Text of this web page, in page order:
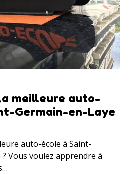
meilleure auto-
Germain-en-Laye
auto-école à Saint-
Vous voulez apprendre à